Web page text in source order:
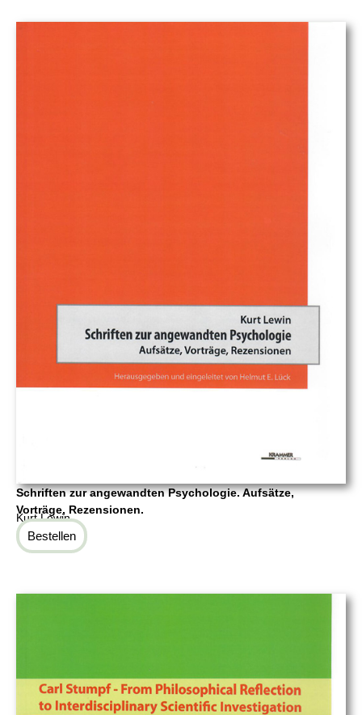
Schriften zur angewandten Psychologie. Aufsätze,
Vorträge, Rezensionen.
Kurt Lewin
Bestellen